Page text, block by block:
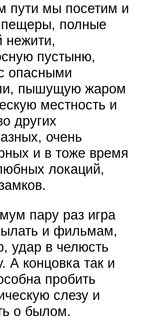
пути мы посетим и
полные
нежити,
пустыню,
опасными
пышущую жаром
местность и
других
очень
и в тоже время
локаций,
пару раз игра
и фильмам,
удар в челюсть
А концовка так и
пробить
слезу и
о былом.